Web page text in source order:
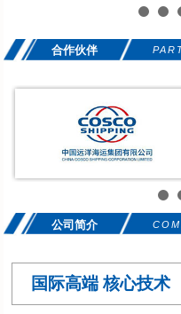
合作伙伴
公司简介
国际高端 核心技术